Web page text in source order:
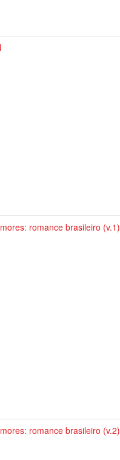
romance brasileiro (v.1)
romance brasileiro (v.2)